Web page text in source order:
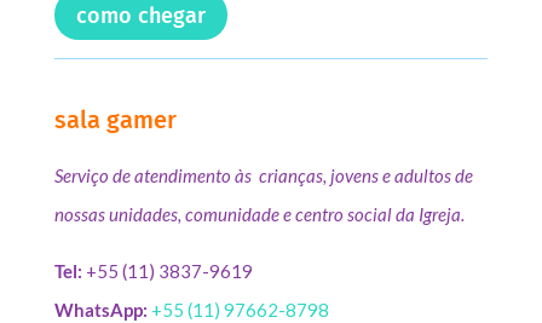
como chegar
sala gamer
Serviço de atendimento às crianças, jovens e adultos de
nossas unidades, comunidade e centro social da Igreja.
Tel: +55 (11) 3837-9619
WhatsApp: +55 (11) 97662-8798